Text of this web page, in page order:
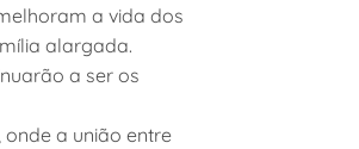
a vida dos
alargada.
a ser os
a união entre